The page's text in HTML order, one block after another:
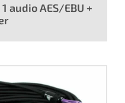
audio AES/EBU +